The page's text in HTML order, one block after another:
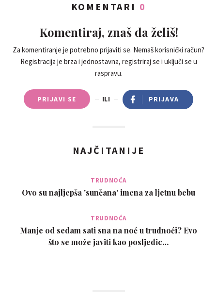
KOMENTARI 0
Komentiraj, znaš da želiš!
Za komentiranje je potrebno prijaviti se. Nemaš korisnički račun?
Registracija je brza i jednostavna, registriraj se i uključi se u
raspravu.
PRIJAVI SE ILI PRIJAVA
NAJČITANIJE
TRUDNOĆA
Ovo su najljepša 'sunčana' imena za ljetnu bebu
TRUDNOĆA
Manje od sedam sati sna na noć u trudnoći? Evo
što se može javiti kao posljedic…